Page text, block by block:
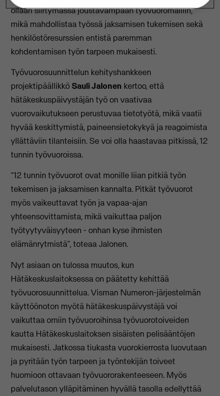
ollaan siirtymässä joustavampaan työvuoromalliin,
mikä mahdollistaa työssä jaksamisen tukemisen sekä
henkilöstöresurssien entistä paremman
kohdentamisen työn tarpeen mukaisesti.
Työvuorosuunnittelun kehityshankkeen
projektipäällikköSauli Jalonen kertoo, että
hätäkeskuspäivystäjän työ on vaativaa
vuorovaikutukseen perustuvaa tietotyötä, mikä vaatii
hyvää keskittymistä, paineensietokykyä ja reagoimista
yllättäviin tilanteisiin. Se voi olla haastavaa pitkissä, 12
tunnin työvuoroissa.
“12 tunnin työvuorot ovat monille liian pitkiä työn
tekemisen ja jaksamisen kannalta. Pitkät työvuorot
myös vaikeuttavat työn ja vapaa-ajan
yhteensovittamista, mikä vaikuttaa paljon
työtyytyväisyyteen - onhan kyse ihmisten
elämänrytmistä”, toteaa Jalonen.
Nyt asiaan on tulossa muutos, kun
Hätäkeskuslaitoksessa on päätetty kehittää
työvuorosuunnittelua. Visman Numeron-järjestelmän
käyttöönoton myötä hätäkeskuspäivystäjä voi
vaikuttaa omiin työvuoroihinsa työvuorotoiveiden
kautta Hätäkeskuslaitoksen sisäisten pelisääntöjen
mukaisesti. Jatkossa tiukasta vuorokierrosta luovutaan
ja pyritään työn tarpeen ja työntekijän toiveet
huomioon ottavaan työvuororakenteeseen. Myös
palvelutason ylläpitäminen hyvällä tasolla edellyttää